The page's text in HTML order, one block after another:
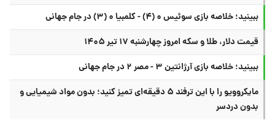
ببینید؛ خلاصه بازی سوئیس ۰ (۴) - کلمبیا ۰ (۳) در جام جهانی
قیمت دلار، طلا و سکه امروز چهارشنبه ۱۷ تیر ۱۴۰۵
ببینید؛ خلاصه بازی آرژانتین ۳ - مصر ۲ در جام جهانی
مایکروویو را با این ترفند ۵ دقیقه‌ای تمیز کنید؛ بدون مواد شیمیایی و
بدون دردسر